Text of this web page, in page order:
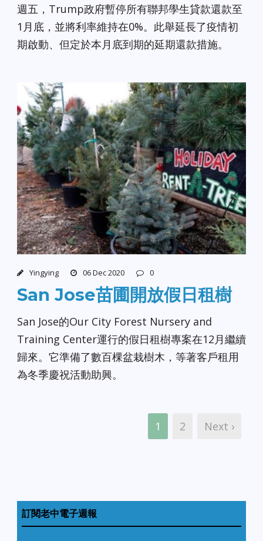
週五，Trump政府暫停所有聯邦學生貸款還款至
1月底，並將利率維持在0%。此舉延長了疫情初
期啟動、但定於本月底到期的延期還款措施。
Yingying 06 Dec 2020 0
San Jose苗圃開放假日租樹
San Jose的Our City Forest Nursery and
Training Center運行的假日租樹專案在12月繼續
歸來。它準備了數百棵盆栽樹木，等著客戶租用
為冬季慶祝活動助興。
1 2 Next ›
訂閱老中電子週報